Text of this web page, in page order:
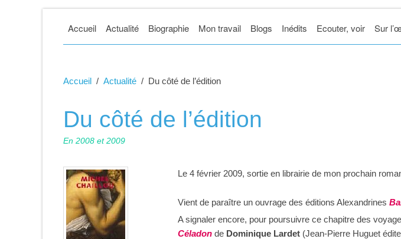
Accueil Actualité Biographie Mon travail Blogs Inédits Ecouter, voir Sur
Accueil Actualité Du côté de l’édition
Du côté de l’édition
En 2008 et 2009
Le 4 février 2009, sortie en librairie de mon prochain
Vient de paraître un ouvrage des éditions Alexandrines
A signaler encore, pour poursuivre ce chapitre des
Céladon de Dominique Lardet (Jean-Pierre Huguet